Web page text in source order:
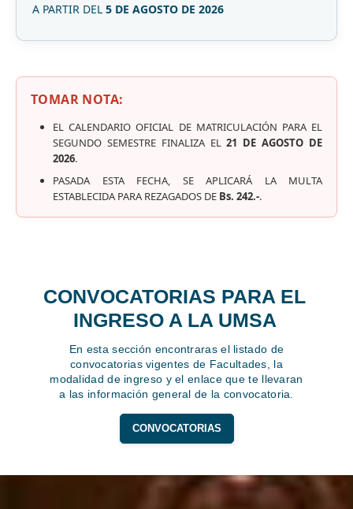
A PARTIR DEL 5 DE AGOSTO DE 2026
TOMAR NOTA:
EL CALENDARIO OFICIAL DE MATRICULACIÓN PARA EL
SEGUNDO SEMESTRE FINALIZA EL21 DE AGOSTO DE
2026.
PASADA ESTA FECHA, SE APLICARÁ LA MULTA
ESTABLECIDA PARA REZAGADOS DE Bs. 242.-.
CONVOCATORIAS PARA EL
INGRESO A LA UMSA
En esta sección encontraras el listado de
convocatorias vigentes de Facultades, la
modalidad de ingreso y el enlace que te llevaran
a las información general de la convocatoria.
CONVOCATORIAS